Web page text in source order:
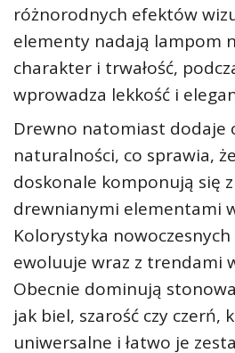
różnorodnych efektów
elementy nadają lampom
charakter i trwałość,
wprowadza lekkość i
Drewno natomiast dodaje
naturalności, co sprawia,
doskonale komponują się
drewnianymi elementami
Kolorystyka
ewoluuje wraz z trendami
Obecnie dominują
jak biel, szarość czy czerń,
uniwersalne i łatwo je